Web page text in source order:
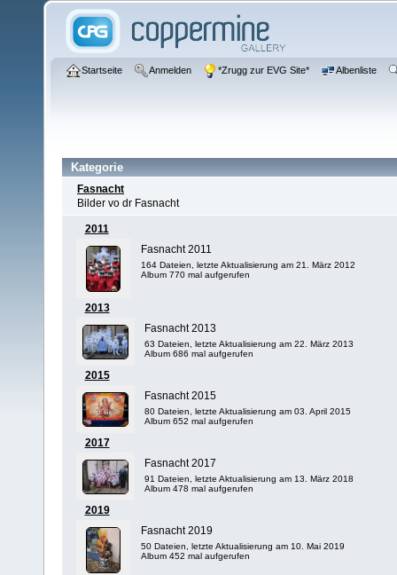
Startseite Anmelden *Zrugg zur EVG Site* Albenliste
Kategorie
Fasnacht
Bilder vo dr Fasnacht
2011
Fasnacht 2011
164 Dateien, letzte Aktualisierung am 21. März 2012
Album 770 mal aufgerufen
2013
Fasnacht 2013
63 Dateien, letzte Aktualisierung am 22. März 2013
Album 686 mal aufgerufen
2015
Fasnacht 2015
80 Dateien, letzte Aktualisierung am 03. April 2015
Album 652 mal aufgerufen
2017
Fasnacht 2017
91 Dateien, letzte Aktualisierung am 13. März 2018
Album 478 mal aufgerufen
2019
Fasnacht 2019
50 Dateien, letzte Aktualisierung am 10. Mai 2019
Album 452 mal aufgerufen